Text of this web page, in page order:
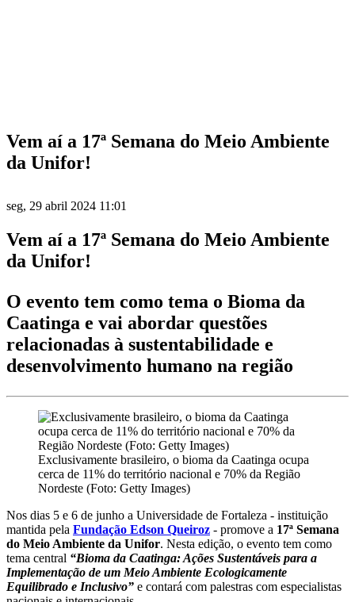
Vem aí a 17ª Semana do Meio Ambiente
da Unifor!
seg, 29 abril 2024 11:01
Vem aí a 17ª Semana do Meio Ambiente
da Unifor!
O evento tem como tema o Bioma da
Caatinga e vai abordar questões
relacionadas à sustentabilidade e
desenvolvimento humano na região
Exclusivamente brasileiro, o bioma da Caatinga ocupa
cerca de 11% do território nacional e 70% da Região
Nordeste (Foto: Getty Images)
Nos dias 5 e 6 de junho a Universidade de Fortaleza - instituição
mantida pela Fundação Edson Queiroz - promove a 17ª Semana
do Meio Ambiente da Unifor. Nesta edição, o evento tem como
tema central “Bioma da Caatinga: Ações Sustentáveis para a
Implementação de um Meio Ambiente Ecologicamente
Equilibrado e Inclusivo” e contará com palestras com especialistas